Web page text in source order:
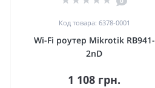
Код товара: 6378-0001
Wi-Fi роутер Mikrotik RB941-
2nD
1 108 грн.